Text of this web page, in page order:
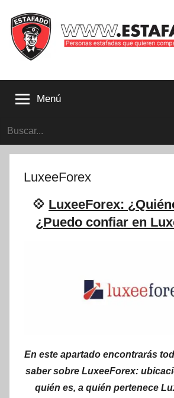
contenido
que
compartir
su
internet
Estafado.com
Menú
Buscar:
LuxeeForex
💠 LuxeeForex:
¿Puedo confiar en
En este apartado encontrarás
saber sobre LuxeeForex:
quién es, a quién pertenece